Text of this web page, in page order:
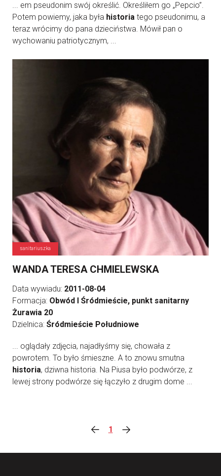
... em pseudonim swój określić. Określiłem go „Pepcio”.
Potem powiemy, jaka była historia tego pseudonimu, a
teraz wrócimy do pana dzieciństwa. Mówił pan o
wychowaniu patriotycznym, ...
sanitariuszka
WANDA TERESA CHMIELEWSKA
Data wywiadu: 2011-08-04
Formacja: Obwód I Śródmieście, punkt sanitarny
Żurawia 20
Dzielnica: Śródmieście Południowe
... oglądały zdjęcia, najadłyśmy się, chowała z
powrotem. To było śmieszne. A to znowu smutna
historia, dziwna historia. Na Piusa było podwórze, z
lewej strony podwórze się łączyło z drugim dome ...
1